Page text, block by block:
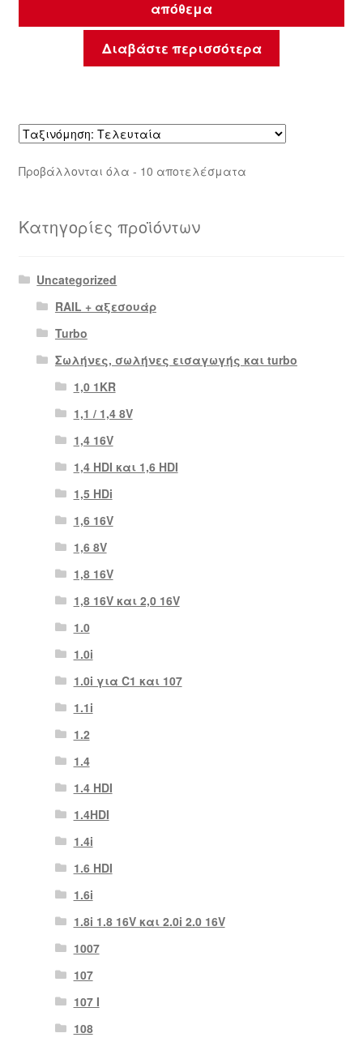
απόθεμα
Διαβάστε περισσότερα
Προβάλλονται όλα - 10 αποτελέσματαSorted
Κατηγορίες προϊόντων
Uncategorized
RAIL + αξεσουάρ
Turbo
Σωλήνες, σωλήνες εισαγωγής και turbo
1,0 1KR
1,1 / 1,4 8V
1,4 16V
1,4 HDI και 1,6 HDI
1,5 HDi
1,6 16V
1,6 8V
1,8 16V
1,8 16V και 2,0 16V
1.0
1.0i
1.0i για C1 και 107
1.1i
1.2
1.4
1.4 HDI
1.4HDI
1.4i
1.6 HDI
1.6i
1.8i 1.8 16V και 2.0i 2.0 16V
1007
107
107 Ι
108